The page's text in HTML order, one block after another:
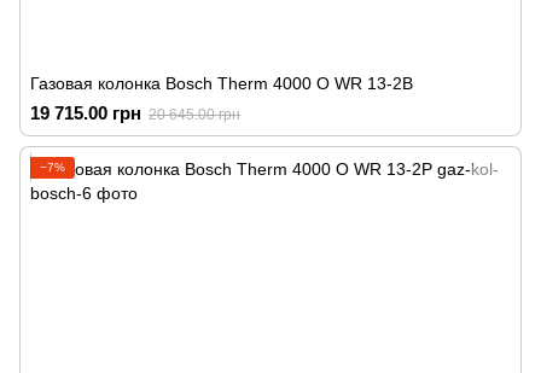
Газовая колонка Bosch Therm 4000 O WR 13-2B
19 715.00 грн 20 645.00 грн
−7%